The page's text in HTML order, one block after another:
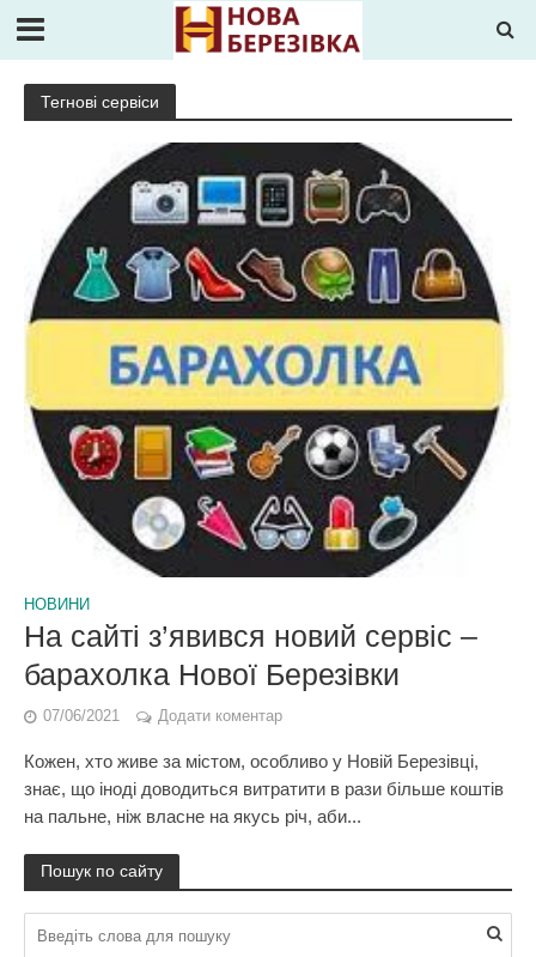
Тегнові сервіси
НОВИНИ
На сайті з’явився новий сервіс –
барахолка Нової Березівки
07/06/2021 Додати коментар
Кожен, хто живе за містом, особливо у Новій Березівці,
знає, що іноді доводиться витратити в рази більше коштів
на пальне, ніж власне на якусь річ, аби...
Пошук по сайту